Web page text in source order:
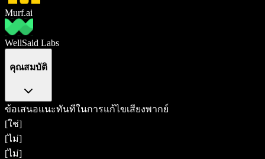
Murf.ai
WellSaid Labs
คุณสมบัติ
ข้อเสนอแนะทันทีในการแก้ไขเสียงพากย์
[ใช่]
[ไม่]
[ไม่]